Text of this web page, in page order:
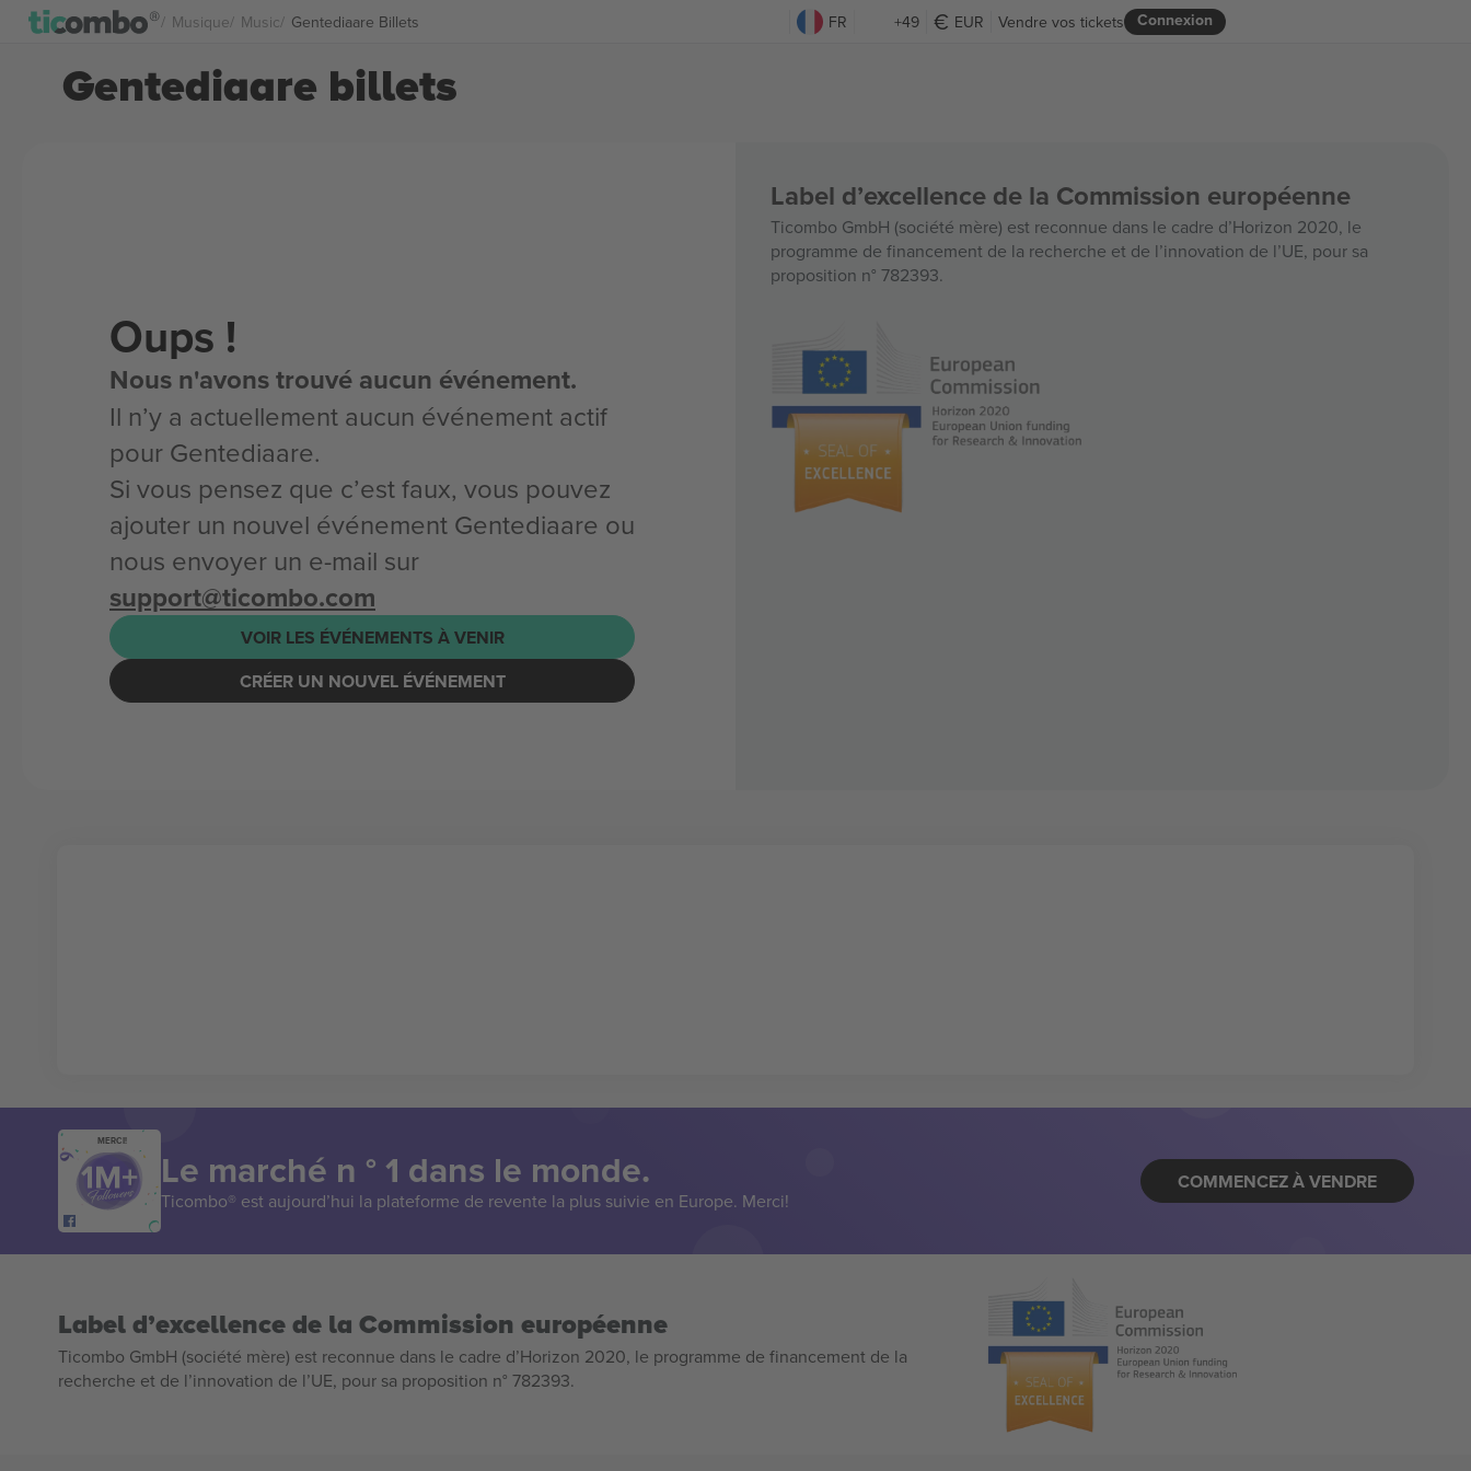
Musique Music Gentediaare Billets FR +49 EUR Connexion
Vendre vos tickets
Gentediaare billets
Oups !
Nous n'avons trouvé aucun événement.
Il n’y a actuellement aucun événement actif
pour Gentediaare.
Si vous pensez que c’est faux, vous pouvez
ajouter un nouvel événement Gentediaare ou
nous envoyer un e-mail sur
support@ticombo.com
VOIR LES ÉVÉNEMENTS À VENIR
CRÉER UN NOUVEL ÉVÉNEMENT
Label d’excellence de la Commission européenne
Ticombo GmbH (société mère) est reconnue dans le cadre d’Horizon 2020, le
programme de financement de la recherche et de l’innovation de l’UE, pour sa
proposition n° 782393.
MERCI!
Le marché n ° 1 dans le monde.
Ticombo® est aujourd’hui la plateforme de revente la plus suivie en Europe. Merci!
COMMENCEZ À VENDRE
Label d’excellence de la Commission européenne
Ticombo GmbH (société mère) est reconnue dans le cadre d’Horizon 2020, le programme de financement de la
recherche et de l’innovation de l’UE, pour sa proposition n° 782393.